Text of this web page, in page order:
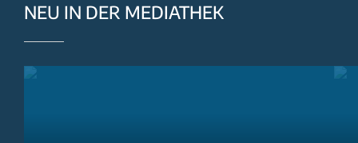
NEU IN DER MEDIATHEK